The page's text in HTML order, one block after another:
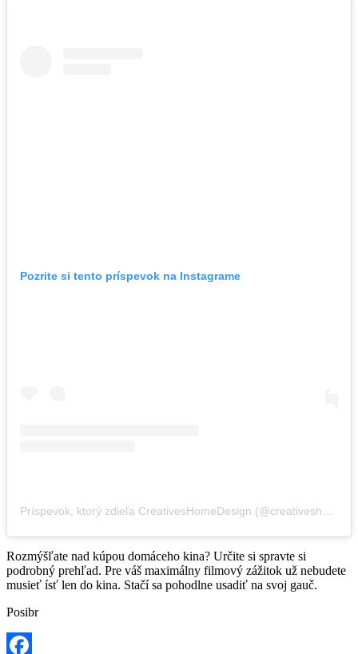
Pozrite si tento príspevok na Instagrame
Príspevok, ktorý zdieľa CreativesHomeDesign (@creativeshomedesign)
Rozmýšľate nad kúpou domáceho kina? Určite si spravte si
podrobný prehľad. Pre váš maximálny filmový zážitok už nebudete
musieť ísť len do kina. Stačí sa pohodlne usadiť na svoj gauč.
Posibr